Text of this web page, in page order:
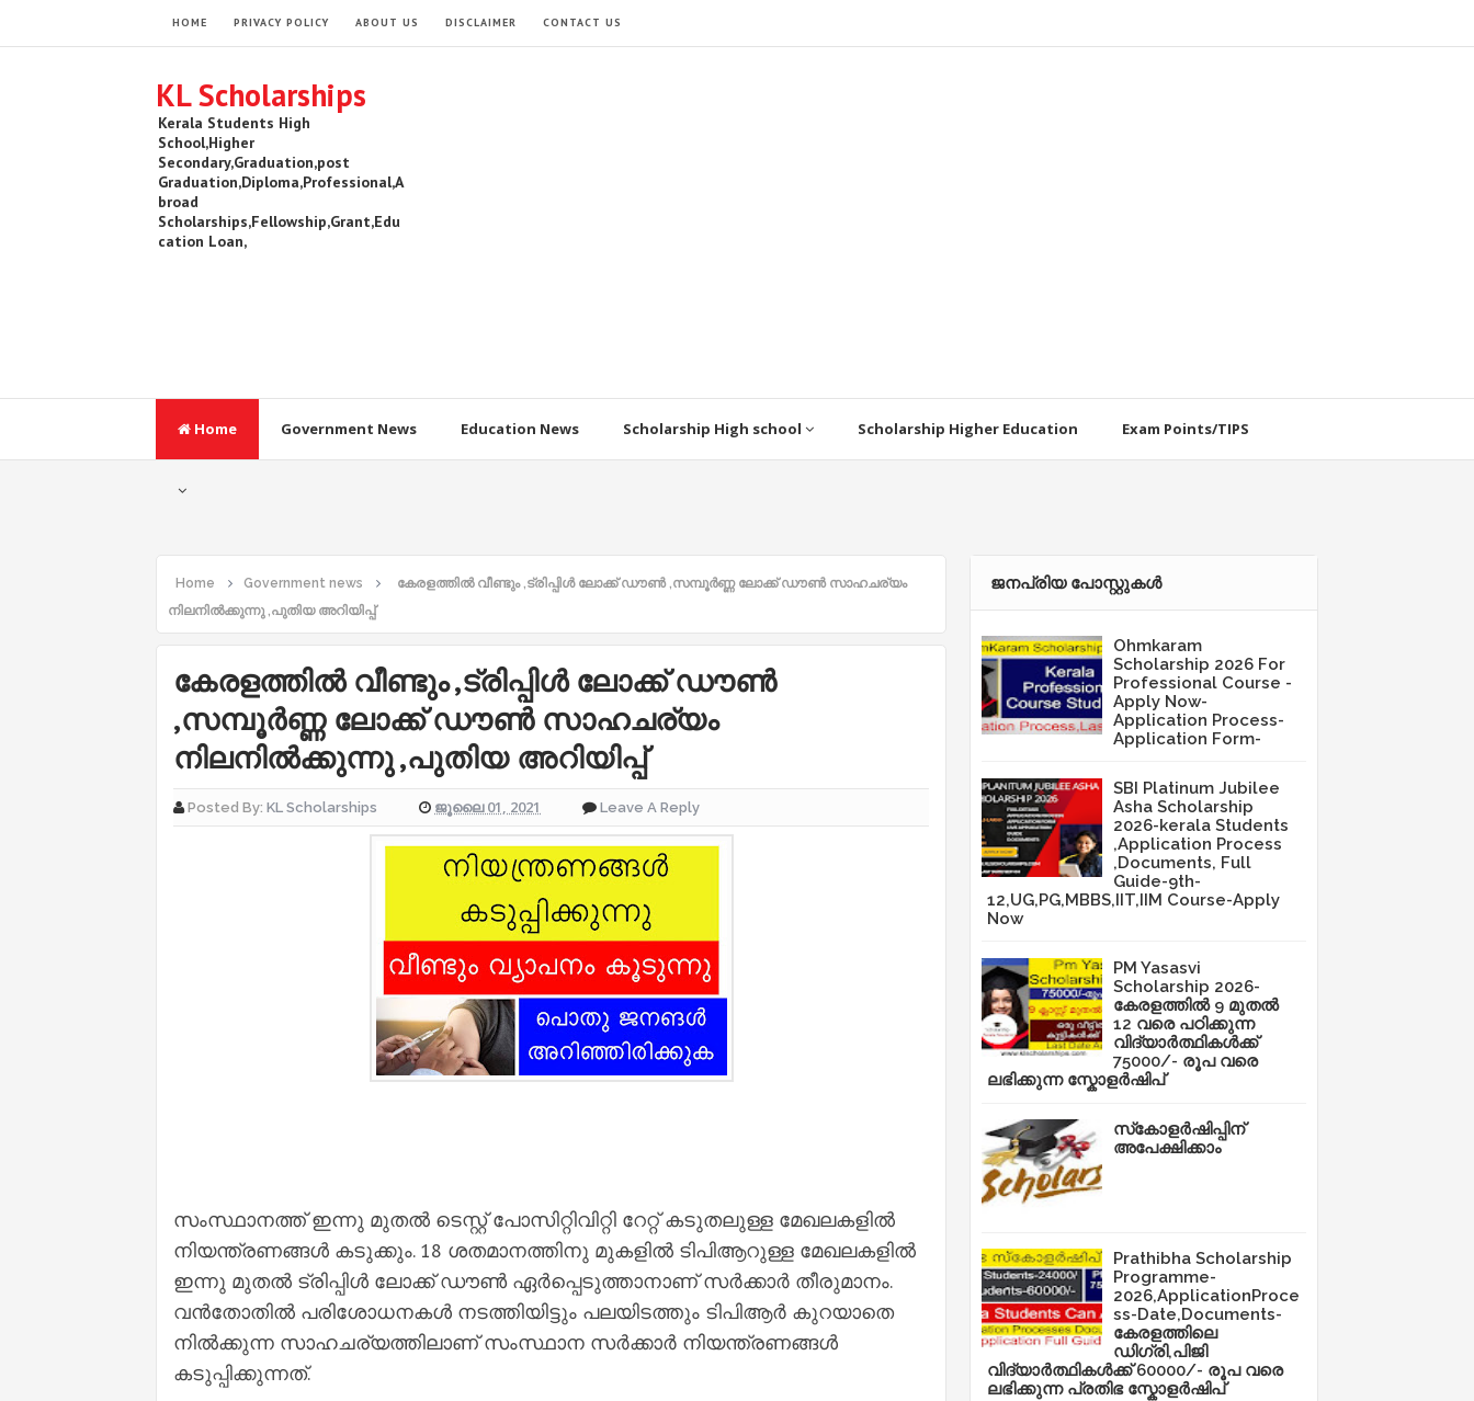
HOME PRIVACY POLICY ABOUT US DISCLAIMER CONTACT US
KL Scholarships
Kerala Students High
School,Higher
Secondary,Graduation,post
Graduation,Diploma,Professional,A
broad
Scholarships,Fellowship,Grant,Edu
cation Loan,
Home Government News Education News Scholarship High school Scholarship Higher Education Exam Points/TIPS
Home Government news
കേരളത്തിൽ വീണ്ടും ,ട്രിപ്പിൾ ലോക്ക് ഡൗൺ ,സമ്പൂർണ്ണ ലോക്ക് ഡൗൺ സാഹചര്യം
നിലനിൽക്കുന്നു ,പുതിയ അറിയിപ്പ്
കേരളത്തിൽ വീണ്ടും ,ട്രിപ്പിൾ ലോക്ക് ഡൗൺ
,സമ്പൂർണ്ണ ലോക്ക് ഡൗൺ സാഹചര്യം
നിലനിൽക്കുന്നു ,പുതിയ അറിയിപ്പ്
Posted By: KL Scholarships ജൂലൈ 01, 2021 Leave A Reply
സംസ്ഥാനത്ത് ഇന്നു മുതൽ ടെസ്റ്റ് പോസിറ്റിവിറ്റി റേറ്റ് കടുതലുള്ള മേഖലകളിൽ
നിയന്ത്രണങ്ങള്‍ കടുക്കും. 18 ശതമാനത്തിനു മുകളിൽ ടിപിആറുള്ള മേഖലകളിൽ
ഇന്നു മുതൽ ട്രിപ്പിള്‍ ലോക്ക് ഡൗൺ ഏര്‍പ്പെടുത്താനാണ് സര്‍ക്കാര്‍ തീരുമാനം.
വൻതോതിൽ പരിശോധനകള്‍ നടത്തിയിട്ടും പലയിടത്തും ടിപിആര്‍ കുറയാതെ
നിൽക്കുന്ന സാഹചര്യത്തിലാണ് സംസ്ഥാന സര്‍ക്കാര്‍ നിയന്ത്രണങ്ങള്‍
കടുപ്പിക്കുന്നത്.
ജനപ്രിയ പോസ്റ്റുകള്‍‌
Ohmkaram
Scholarship 2026 For
Professional Course -
Apply Now-
Application Process-
Application Form-
SBI Platinum Jubilee
Asha Scholarship
2026-kerala Students
,Application Process
,Documents, Full
Guide-9th-
12,UG,PG,MBBS,IIT,IIM Course-Apply
Now
PM Yasasvi
Scholarship 2026-
കേരളത്തിൽ 9 മുതൽ
12 വരെ പഠിക്കുന്ന
വിദ്യാർത്ഥികൾക്ക്
75000/- രൂപ വരെ
ലഭിക്കുന്ന സ്കോളർഷിപ്
സ്‌കോളർഷിപ്പിന്
അപേക്ഷിക്കാം
Prathibha Scholarship
Programme-
2026,ApplicationProce
ss-Date,Documents-
കേരളത്തിലെ
ഡിഗ്രി,പിജി
വിദ്യാർത്ഥികൾക്ക് 60000/- രൂപ വരെ
ലഭിക്കുന്ന പ്രതിഭ സ്കോളർഷിപ്